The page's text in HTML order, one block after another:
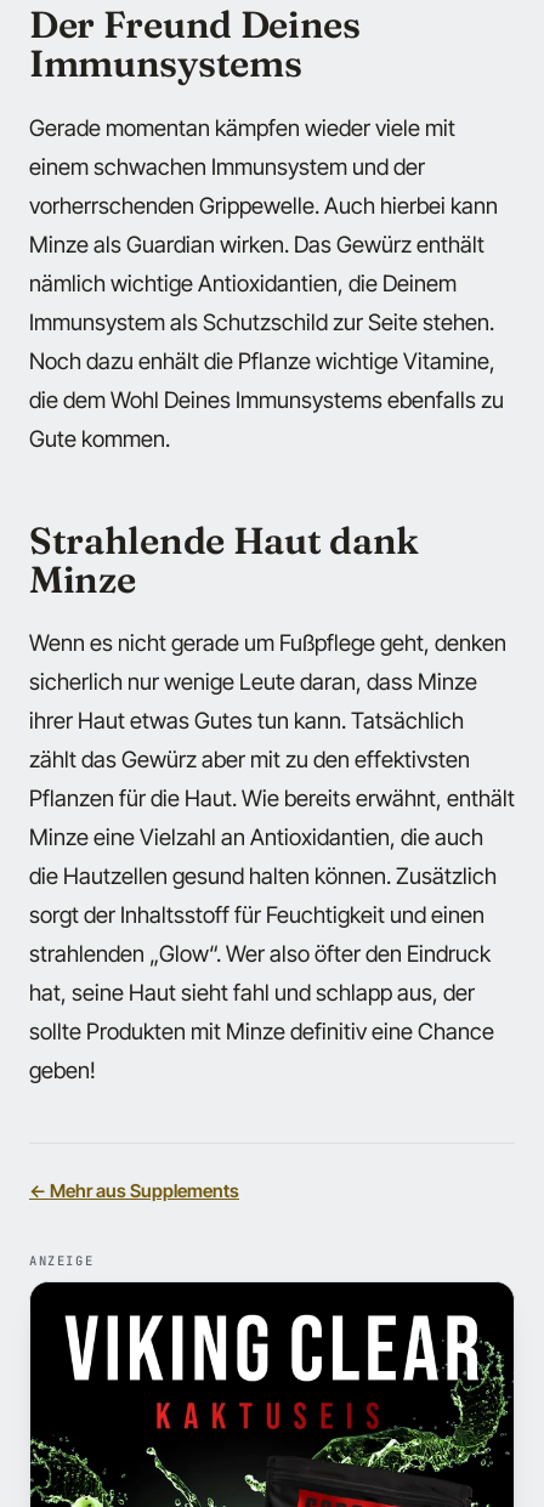
Der Freund Deines
Immunsystems
Gerade momentan kämpfen wieder viele mit
einem schwachen Immunsystem und der
vorherrschenden Grippewelle. Auch hierbei kann
Minze als Guardian wirken. Das Gewürz enthält
nämlich wichtige Antioxidantien, die Deinem
Immunsystem als Schutzschild zur Seite stehen.
Noch dazu enhält die Pflanze wichtige Vitamine,
die dem Wohl Deines Immunsystems ebenfalls zu
Gute kommen.
Strahlende Haut dank
Minze
Wenn es nicht gerade um Fußpflege geht, denken
sicherlich nur wenige Leute daran, dass Minze
ihrer Haut etwas Gutes tun kann. Tatsächlich
zählt das Gewürz aber mit zu den effektivsten
Pflanzen für die Haut. Wie bereits erwähnt, enthält
Minze eine Vielzahl an Antioxidantien, die auch
die Hautzellen gesund halten können. Zusätzlich
sorgt der Inhaltsstoff für Feuchtigkeit und einen
strahlenden „Glow“. Wer also öfter den Eindruck
hat, seine Haut sieht fahl und schlapp aus, der
sollte Produkten mit Minze definitiv eine Chance
geben!
← Mehr aus Supplements
ANZEIGE